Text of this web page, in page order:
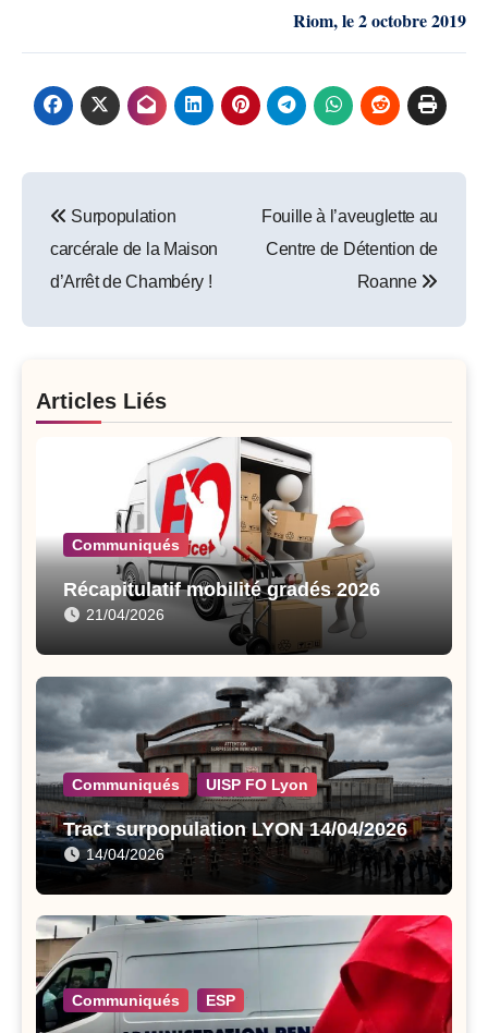
Riom,le2 octobre 2019
navigation
Surpopulation
carcérale de la Maison
d’Arrêt de Chambéry !
Fouille à l’aveuglette au
Centre de Détention de
Roanne
Articles Liés
Communiqués
Récapitulatif mobilité gradés 2026
21/04/2026
Communiqués UISP FO Lyon
Tract surpopulation LYON 14/04/2026
14/04/2026
Communiqués ESP